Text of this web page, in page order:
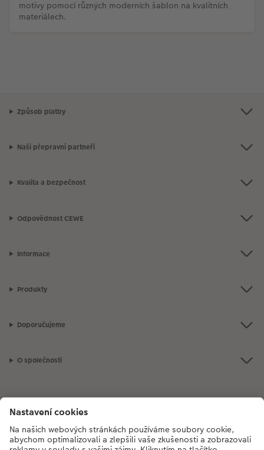
motivy pomocí různých moderních šablon na kvalitních
materiálech.
Způsob platby
Naši přepravní partneři
Kvalita a bezpečnost
Odpovědnost CEWE
Informace
Produkty
Doporučujeme
O společnosti